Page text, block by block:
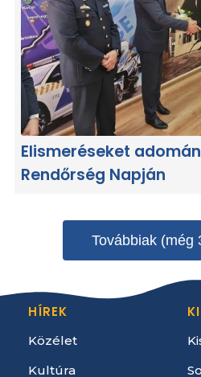
Elismeréseket
Rendőrség Napján
Továbbiak (még
HÍREK
Közélet
Kultúra